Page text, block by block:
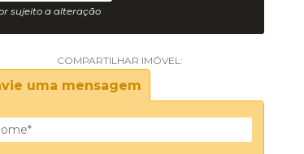
sujeito a alteração
COMPARTILHAR IMÓVEL:
uma mensagem